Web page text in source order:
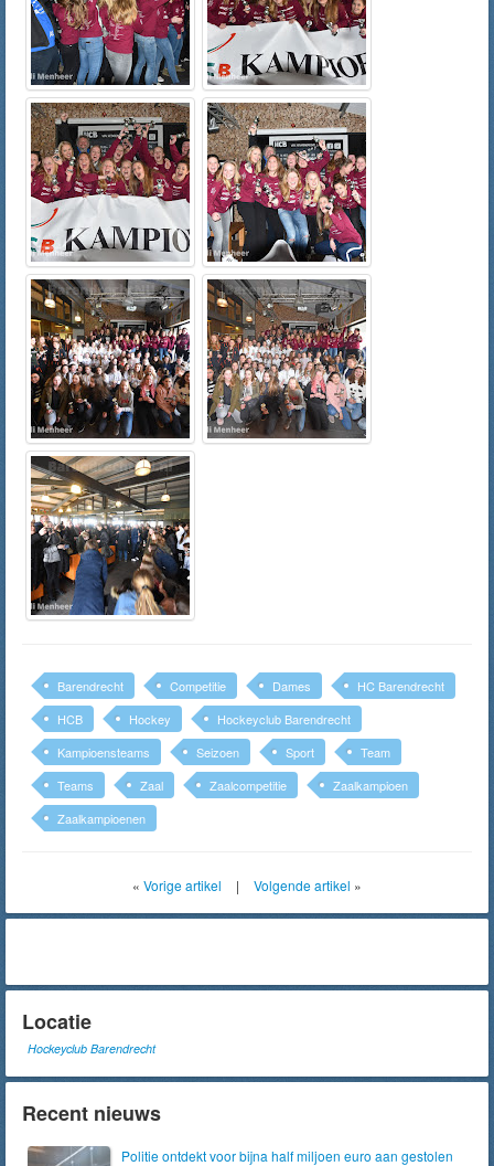
Barendrecht Competitie Dames
HC Barendrecht
HCB
Hockey
Hockeyclub Barendrecht
Kampioensteams
Seizoen Sport
Team
Teams
Zaal Zaalcompetitie
Zaalkampioen
Zaalkampioenen
« Vorige artikel | Volgende artikel »
Locatie
Hockeyclub Barendrecht
Recent nieuws
Politie ontdekt voor bijna half miljoen euro aan gestolen